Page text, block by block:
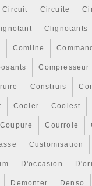
Circuit Circuite
Clignotants
Comline
Compresseur
Construis
Cooler Coolest
Coupure Courroie
Customisation
D'occasion
Demonter Denso